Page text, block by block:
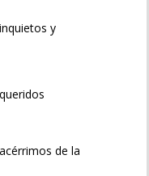
y
de la